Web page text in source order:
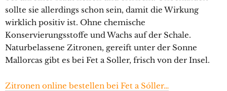
sollte sie allerdings schon sein, damit die Wirkung
wirklich positiv ist. Ohne chemische
Konservierungsstoffe und Wachs auf der Schale.
Naturbelassene Zitronen, gereift unter der Sonne
Mallorcas gibt es bei Fet a Soller, frisch von der Insel.
Zitronen online bestellen bei Fet a Sóller…